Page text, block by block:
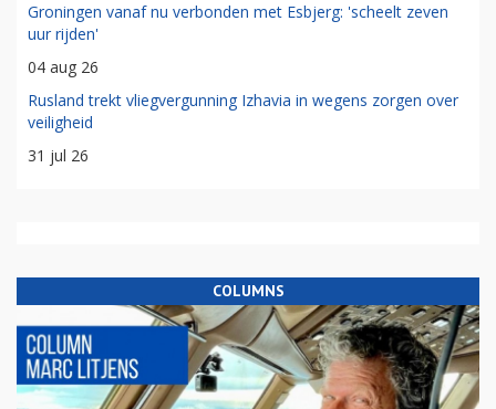
Groningen vanaf nu verbonden met Esbjerg: 'scheelt zeven
uur rijden'
04 aug 26
Rusland trekt vliegvergunning Izhavia in wegens zorgen over
veiligheid
31 jul 26
COLUMNS